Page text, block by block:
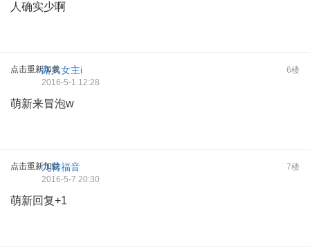
人确实少啊
点击重新加载 6楼
路人女主i
2016-5-1 12:28
萌新来冒泡w
点击重新加载 7楼
九转福音
2016-5-7 20:30
萌新回复+1